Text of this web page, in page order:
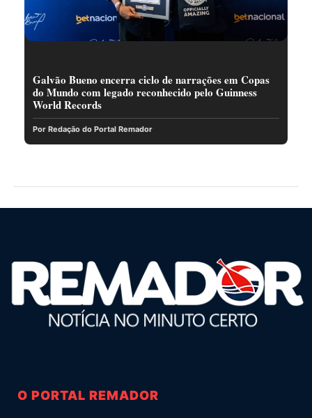
Galvão Bueno encerra ciclo de narrações em Copas
do Mundo com legado reconhecido pelo Guinness
World Records
Por Redação do Portal Remador
O PORTAL REMADOR